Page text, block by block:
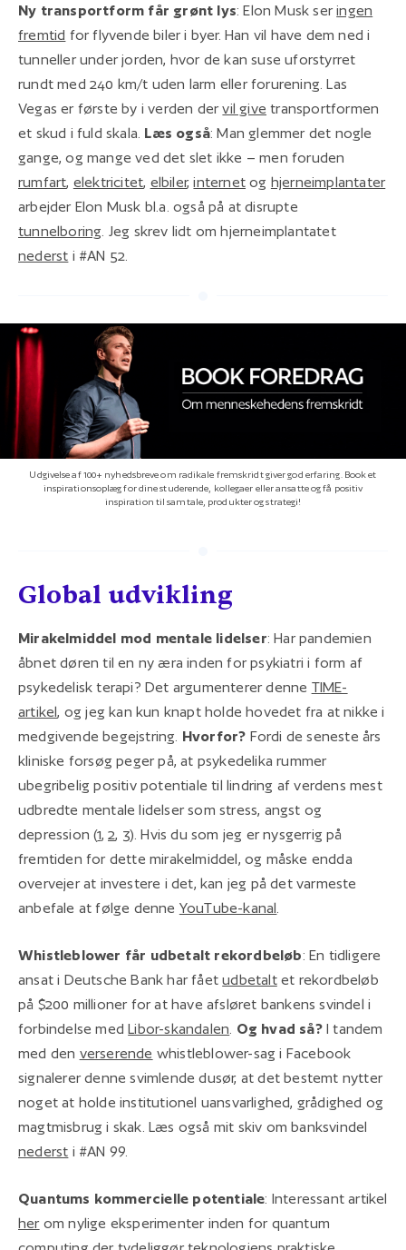
Ny transportform får grønt lys: Elon Musk seringen
fremtid for flyvende biler i byer. Han vil have dem ned i
tunneller under jorden, hvor de kan suse uforstyrret
rundt med 240 km/t uden larm eller forurening. Las
Vegas er første by i verden dervil give transportformen
et skud i fuld skala. Læs også: Man glemmer det nogle
gange, og mange ved det slet ikke – men foruden
rumfart, elektricitet, elbiler,internet og hjerneimplantater
arbejder Elon Musk bl.a. også på at disrupte
tunnelboring. Jeg skrev lidt om hjerneimplantatet
nederst i #AN 52.
Udgivelse af 100+ nyhedsbreve om radikale fremskridt giver god erfaring. Book et
inspirationsoplæg for dine studerende, kollegaer eller ansatte og få positiv
inspiration til samtale, produkter og strategi!
Global udvikling
Mirakelmiddel mod mentale lidelser: Har pandemien
åbnet døren til en ny æra inden for psykiatri i form af
psykedelisk terapi? Det argumenterer denne TIME-
artikel, og jeg kan kun knapt holde hovedet fra at nikke i
medgivende begejstring. Hvorfor? Fordi de seneste års
kliniske forsøg peger på, at psykedelika rummer
ubegribelig positiv potentiale til lindring af verdens mest
udbredte mentale lidelser som stress, angst og
depression (1,2, 3). Hvis du som jeg er nysgerrig på
fremtiden for dette mirakelmiddel, og måske endda
overvejer at investere i det, kan jeg på det varmeste
anbefale at følge denne YouTube-kanal.
Whistleblower får udbetalt rekordbeløb: En tidligere
ansat i Deutsche Bank har fåetudbetaltet rekordbeløb
på $200 millioner for at have afsløret bankens svindel i
forbindelse medLibor-skandalen. Og hvad så?I tandem
med den verserende whistleblower-sag i Facebook
signalerer denne svimlende dusør, at det bestemt nytter
noget at holde institutionel uansvarlighed, grådighed og
magtmisbrug i skak. Læs også mit skiv om banksvindel
nederst i #AN 99.
Quantums kommercielle potentiale: Interessant artikel
herom nylige eksperimenter inden for quantum